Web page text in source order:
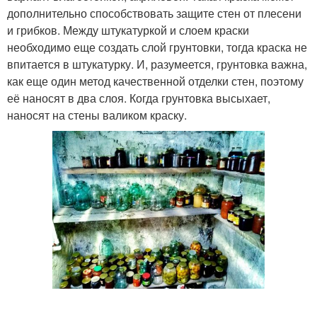
дополнительно способствовать защите стен от плесени
и грибков. Между штукатуркой и слоем краски
необходимо еще создать слой грунтовки, тогда краска не
впитается в штукатурку. И, разумеется, грунтовка важна,
как еще один метод качественной отделки стен, поэтому
её наносят в два слоя. Когда грунтовка высыхает,
наносят на стены валиком краску.